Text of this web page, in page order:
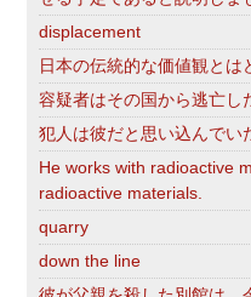
displacement
日本の伝統的な価値観とは
容疑者はその国から逃亡し
犯人は彼だと思い込んでい
He works with radioactive
radioactive materials.
quarry
down the line